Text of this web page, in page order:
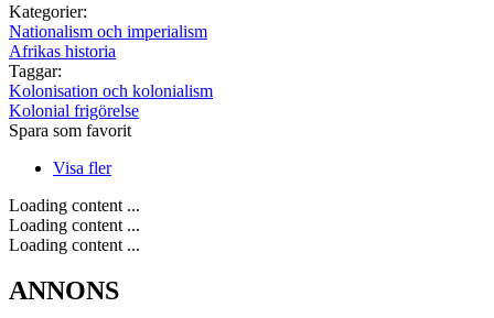
Kategorier:
Nationalism och imperialism
Afrikas historia
Taggar:
Kolonisation och kolonialism
Kolonial frigörelse
Spara som favorit
Visa fler
Loading content ...
Loading content ...
Loading content ...
ANNONS